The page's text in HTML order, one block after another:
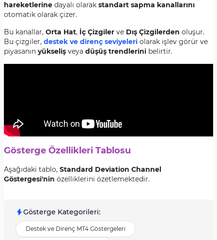
hareketlerine dayalı olarak standart sapma kanallarını
otomatik olarak çizer.
Bu kanallar, Orta Hat, İç Çizgiler ve Dış Çizgilerden oluşur.
Bu çizgiler, destek ve direnç seviyeleri olarak işlev görür ve
piyasanın yükseliş veya düşüş trendlerini belirtir.
Gösterge Özellikleri Tablosu
Aşağıdaki tablo, Standard Deviation Channel
Göstergesi'nin özelliklerini özetlemektedir.
Gösterge Kategorileri:
Destek ve Direnç MT4 Göstergeleri